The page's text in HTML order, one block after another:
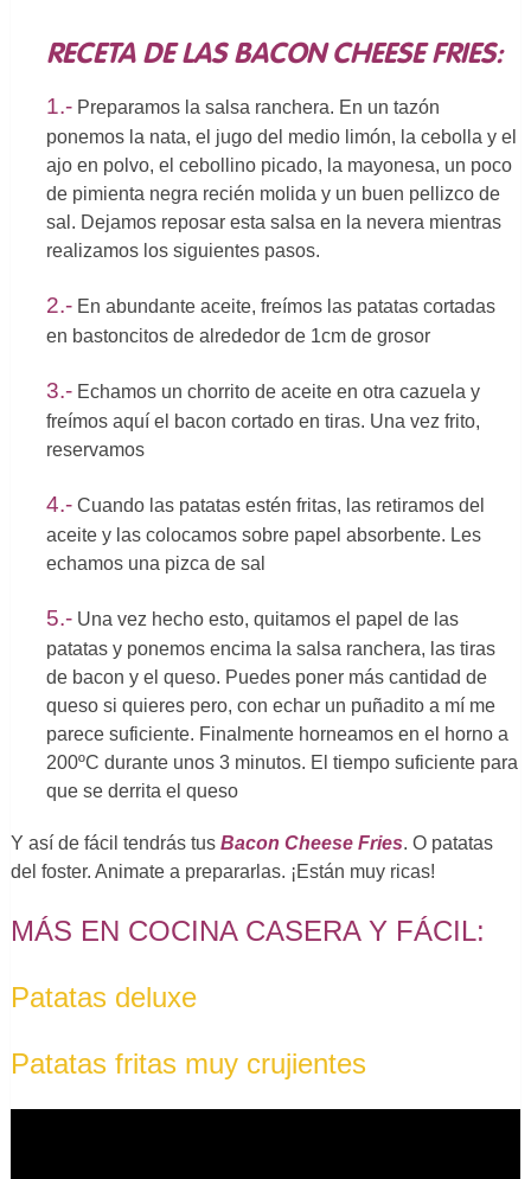
RECETA DE LAS BACON CHEESE FRIES:
1.-Preparamos la salsa ranchera. En un tazón
ponemos la nata, el jugo del medio limón, la cebolla y el
ajo en polvo, el cebollino picado, la mayonesa, un poco
de pimienta negra recién molida y un buen pellizco de
sal. Dejamos reposar esta salsa en la nevera mientras
realizamos los siguientes pasos.
2.-En abundante aceite, freímos las patatas cortadas
en bastoncitos de alrededor de 1cm de grosor
3.-Echamos un chorrito de aceite en otra cazuela y
freímos aquí el bacon cortado en tiras. Una vez frito,
reservamos
4.-Cuando las patatas estén fritas, las retiramos del
aceite y las colocamos sobre papel absorbente. Les
echamos una pizca de sal
5.-Una vez hecho esto, quitamos el papel de las
patatas y ponemos encima la salsa ranchera, las tiras
de bacon y el queso. Puedes poner más cantidad de
queso si quieres pero, con echar un puñadito a mí me
parece suficiente. Finalmente horneamos en el horno a
200ºC durante unos 3 minutos. El tiempo suficiente para
que se derrita el queso
Y así de fácil tendrás tus Bacon Cheese Fries. O patatas
del foster. Animate a prepararlas. ¡Están muy ricas!
MÁS EN COCINA CASERA Y FÁCIL:
Patatas deluxe
Patatas fritas muy crujientes